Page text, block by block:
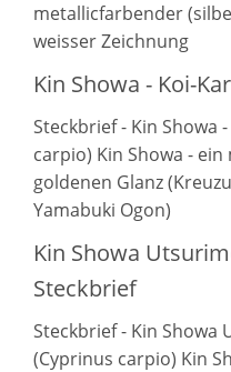
metallicfarbender
weisser Zeichnung
Kin Showa - Koi-
Steckbrief - Kin Showa
carpio) Kin Showa -
goldenen Glanz
Yamabuki Ogon)
Kin Showa
Steckbrief
Steckbrief - Kin Showa
(Cyprinus carpio) Kin